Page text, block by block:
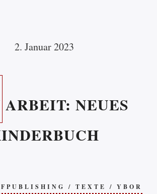
2. Januar 2023
ARBEIT: NEUES
/ TEXTE / YBOR